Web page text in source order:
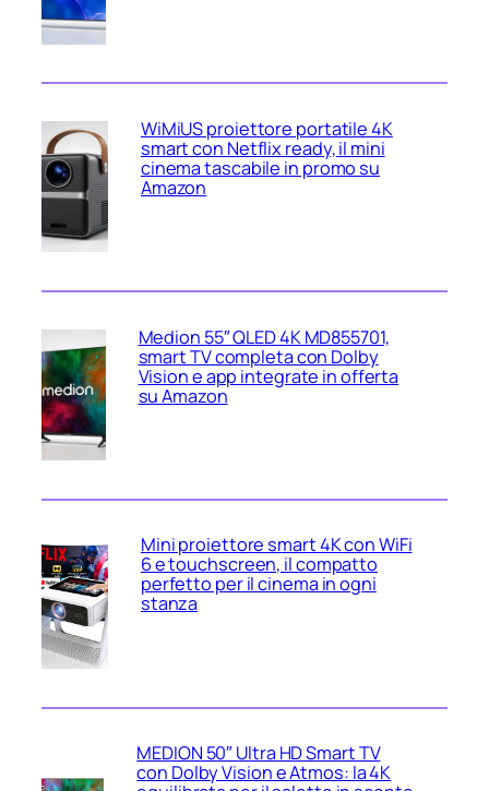
WiMiUS proiettore portatile 4K
smart con Netflix ready, il mini
cinema tascabile in promo su
Amazon
Medion 55″ QLED 4K MD855701,
smart TV completa con Dolby
Vision e app integrate in offerta
su Amazon
Mini proiettore smart 4K con WiFi
6 e touchscreen, il compatto
perfetto per il cinema in ogni
stanza
MEDION 50″ Ultra HD Smart TV
con Dolby Vision e Atmos: la 4K